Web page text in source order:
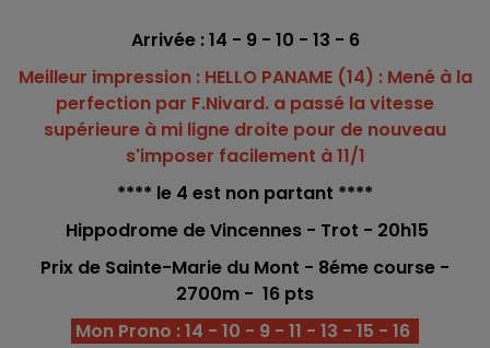
Arrivée : 14 - 9 - 10 - 13 - 6
Meilleur impression : HELLO PANAME (14) : Mené à la
perfection par F.Nivard. a passé la vitesse
supérieure à mi ligne droite pour de nouveau
s'imposer facilement à 11/1
**** le 4 est non partant ****
Hippodrome de Vincennes - Trot - 20h15
Prix de Sainte-Marie du Mont - 8éme course -
2700m - 16 pts
Mon Prono : 14 - 10 - 9 - 11 - 13 - 15 - 16